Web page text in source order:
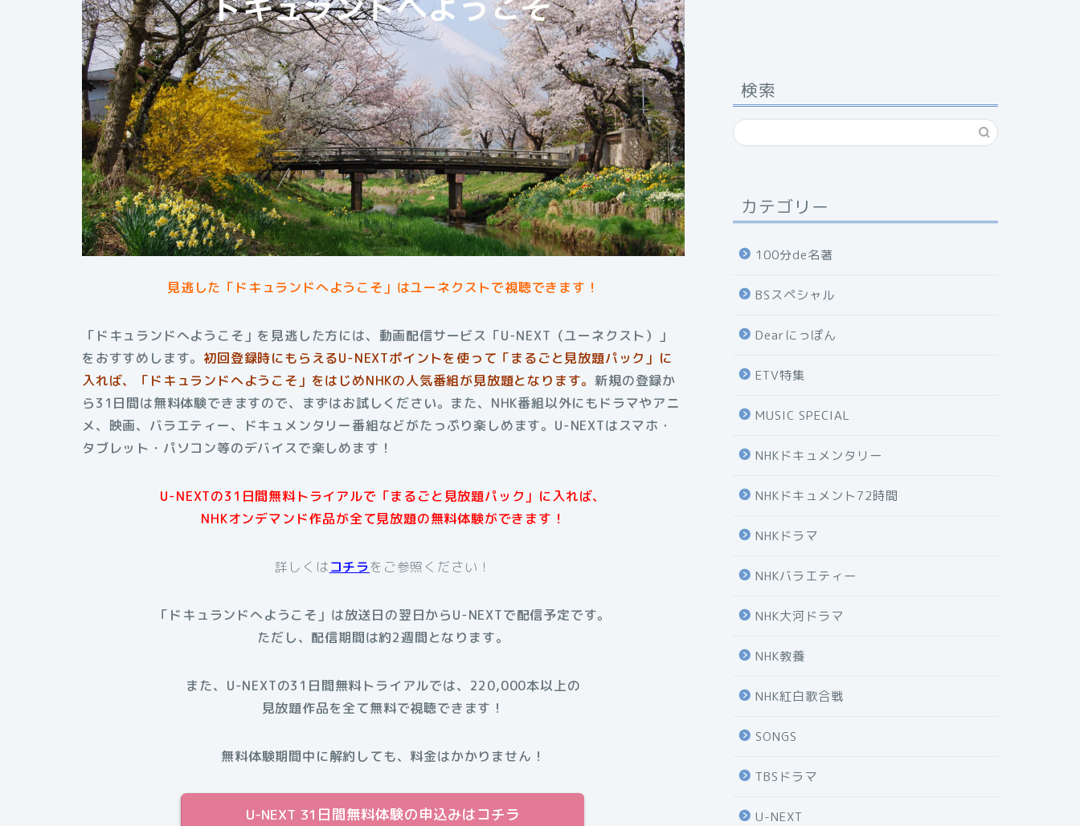
見逃した「ドキュランドへようこそ」はユーネクストで視聴できます！
「ドキュランドへようこそ」を見逃した方には、動画配信サービス「U-NEXT（ユーネクスト）」
をおすすめします。 初回登録時にもらえるU-NEXTポイントを使って「まるごと見放題パック」に
入れば、「ドキュランドへようこそ」をはじめNHKの人気番組が見放題となります。 新規の登録か
ら31日間は無料体験できますので、まずはお試しください。また、NHK番組以外にもドラマやアニ
メ、映画、バラエティー、ドキュメンタリー番組などがたっぷり楽しめます。U-NEXTはスマホ・
タブレット・パソコン等のデバイスで楽しめます！
U-NEXTの31日間無料トライアルで「まるごと見放題パック」に入れば、
NHKオンデマンド作品が全て見放題の無料体験ができます！
詳しくはコチラをご参照ください！
「ドキュランドへようこそ」は放送日の翌日からU-NEXTで配信予定です。
ただし、配信期間は約2週間となります。
また、U-NEXTの31日間無料トライアルでは、220,000本以上の
見放題作品を全て無料で視聴できます！
無料体験期間中に解約しても、料金はかかりません！
U-NEXT 31日間無料体験の申込みはコチラ
検索
カテゴリー
100分de名著
BSスペシャル
Dearにっぽん
ETV特集
MUSIC SPECIAL
NHKドキュメンタリー
NHKドキュメント72時間
NHKドラマ
NHKバラエティー
NHK大河ドラマ
NHK教養
NHK紅白歌合戦
SONGS
TBSドラマ
U-NEXT